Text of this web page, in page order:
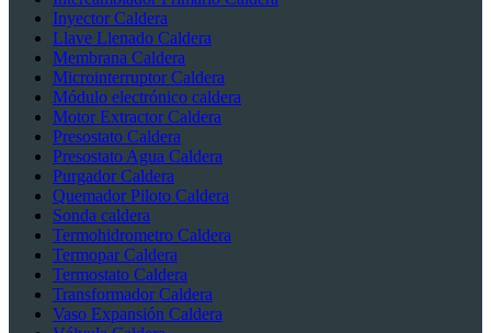
Inyector Caldera
Llave Llenado Caldera
Membrana Caldera
Microinterruptor Caldera
Módulo electrónico caldera
Motor Extractor Caldera
Presostato Caldera
Presostato Agua Caldera
Purgador Caldera
Quemador Piloto Caldera
Sonda caldera
Termohidrometro Caldera
Termopar Caldera
Termostato Caldera
Transformador Caldera
Vaso Expansión Caldera